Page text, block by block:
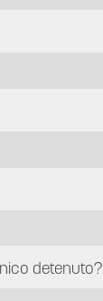
detenuto?